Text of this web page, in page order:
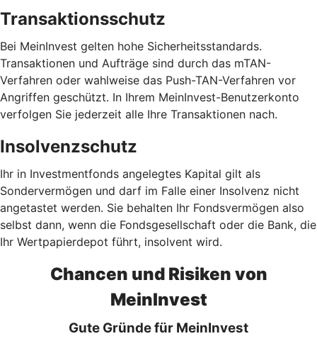
Transaktionsschutz
Bei MeinInvest gelten hohe Sicherheitsstandards.
Transaktionen und Aufträge sind durch das mTAN-
Verfahren oder wahlweise das Push-TAN-Verfahren vor
Angriffen geschützt. In Ihrem MeinInvest-Benutzerkonto
verfolgen Sie jederzeit alle Ihre Transaktionen nach.
Insolvenzschutz
Ihr in Investmentfonds angelegtes Kapital gilt als
Sondervermögen und darf im Falle einer Insolvenz nicht
angetastet werden. Sie behalten Ihr Fondsvermögen also
selbst dann, wenn die Fondsgesellschaft oder die Bank, die
Ihr Wertpapierdepot führt, insolvent wird.
Chancen und Risiken von
MeinInvest
Gute Gründe für MeinInvest